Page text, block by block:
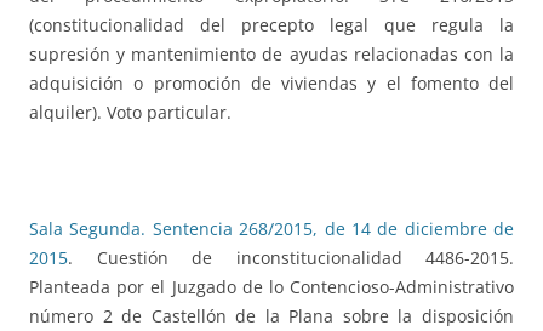
(constitucionalidad del precepto legal que regula la
supresión y mantenimiento de ayudas relacionadas con la
adquisición o promoción de viviendas y el fomento del
alquiler). Voto particular.
Sala Segunda. Sentencia 268/2015, de 14 de diciembre de
2015. Cuestión de inconstitucionalidad 4486-2015.
Planteada por el Juzgado de lo Contencioso-Administrativo
número 2 de Castellón de la Plana sobre la disposición